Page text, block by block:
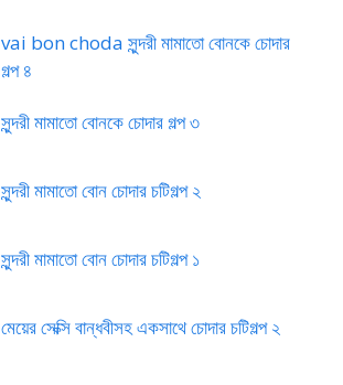
vai bon choda সুন্দরী মামাতো বোনকে চোদার
গল্প ৪
সুন্দরী মামাতো বোনকে চোদার গল্প ৩
সুন্দরী মামাতো বোন চোদার চটিগল্প ২
সুন্দরী মামাতো বোন চোদার চটিগল্প ১
মেয়ের সেক্সি বান্ধবীসহ একসাথে চোদার চটিগল্প ২